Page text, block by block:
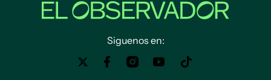
Siguenos en: